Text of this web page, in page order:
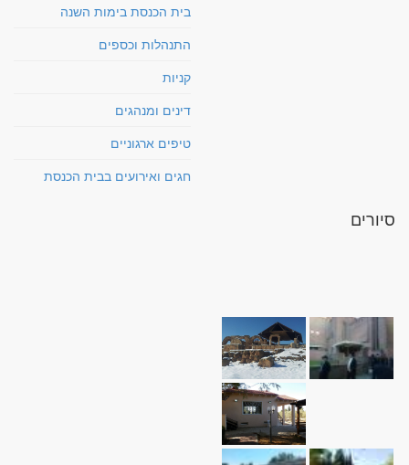
בית הכנסת בימות השנה
התנהלות וכספים
קניות
דינים ומנהגים
טיפים ארגוניים
חגים ואירועים בבית הכנסת
סיורים